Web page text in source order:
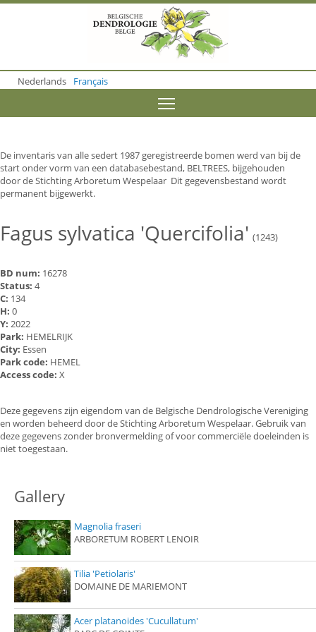
o
m
o
n
t
e
n
Nederlands Français
De inventaris van alle sedert 1987 geregistreerde bomen werd van bij de
start onder vorm van een databasebestand, BELTREES, bijgehouden
door de Stichting Arboretum Wespelaar Dit gegevensbestand wordt
permanent bijgewerkt.
Fagus sylvatica 'Quercifolia' (1243)
BD num: 16278
Status: 4
C: 134
H: 0
Y: 2022
Park: HEMELRIJK
City: Essen
Park code: HEMEL
Access code: X
Deze gegevens zijn eigendom van de Belgische Dendrologische Vereniging
en worden beheerd door de Stichting Arboretum Wespelaar. Gebruik van
deze gegevens zonder bronvermelding of voor commerciële doeleinden is
niet toegestaan.
Gallery
Magnolia fraseri
ARBORETUM ROBERT LENOIR
Tilia 'Petiolaris'
DOMAINE DE MARIEMONT
Acer platanoides 'Cucullatum'